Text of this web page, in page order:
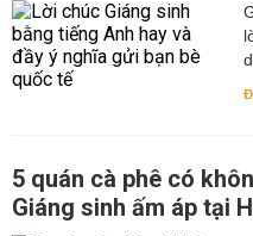
5 quán cà phê có
Giáng sinh ấm áp tại